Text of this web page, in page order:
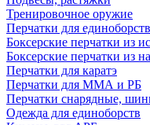
Тренировочное оружие
Перчатки для единоборств
Боксерские перчатки из
Боксерские перчатки из
Перчатки для каратэ
Перчатки для ММА и РБ
Перчатки снарядные,
Одежда для единоборств